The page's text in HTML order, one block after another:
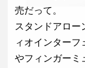
売だって。
スタンドアロー
ィオインター
やフィンガーミ